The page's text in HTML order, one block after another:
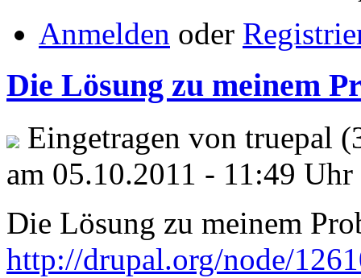
Anmelden oder
Die Lösung zu meinem
Eingetragen von truepal
am 05.10.2011 - 11:49 Uhr
Die Lösung zu meinem
http://drupal.org/node/